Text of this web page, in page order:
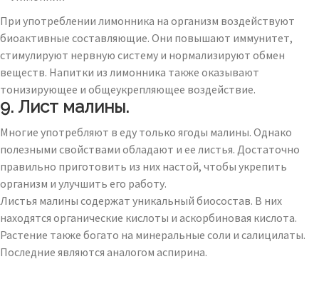
При употреблении лимонника на организм воздействуют
биоактивные составляющие. Они повышают иммунитет,
стимулируют нервную систему и нормализируют обмен
веществ. Напитки из лимонника также оказывают
тонизирующее и общеукрепляющее воздействие.
9. Лист малины.
Многие употребляют в еду только ягоды малины. Однако
полезными свойствами обладают и ее листья. Достаточно
правильно приготовить из них настой, чтобы укрепить
организм и улучшить его работу.
Листья малины содержат уникальный биосостав. В них
находятся органические кислоты и аскорбиновая кислота.
Растение также богато на минеральные соли и салицилаты.
Последние являются аналогом аспирина.